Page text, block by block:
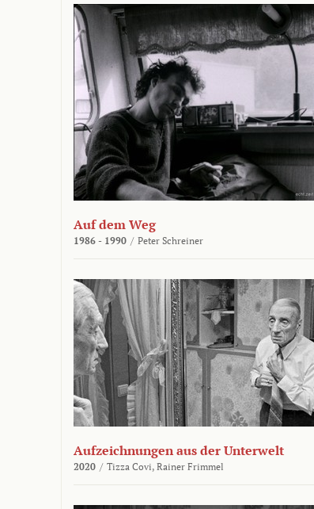
Auf dem Weg
1986 - 1990 / Peter Schreiner
Aufzeichnungen aus der Unterwelt
2020 / Tizza Covi, Rainer Frimmel